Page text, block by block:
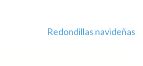
Redondillas navideñas